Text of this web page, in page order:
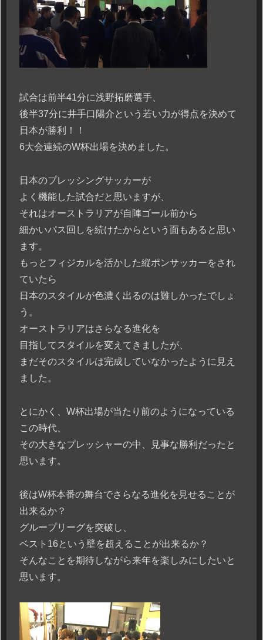
試合は前半41分に浅野拓磨選手、
後半37分に井手口陽介という若い力が得点を決めて
日本が勝利！！
6大会連続のW杯出場を決めました。
日本のプレッシングサッカーが
よく機能した試合だと思いますが、
それはオーストラリアが自陣ゴール前から
細かいパス回しを続けたからという面もあると思い
ます。
もっとフィジカルを活かした縦ポンサッカーをされ
ていたら
日本のスタイルが色濃く出るのは難しかったでしょ
う。
オーストラリアはさらなる進化を
目指してスタイルを変えてきましたが、
まだそのスタイルは完成していなかったように見え
ました。
とにかく、W杯出場が当たり前のようになっている
この時代、
その大きなプレッシャーの中、見事な勝利だったと
思います。
後はW杯本番の舞台でさらなる進化を見せることが
出来るか？
グループリーグを突破し、
ベスト16という壁を超えることが出来るか？
そんなことを期待しながら来年を楽しみにしたいと
思います。